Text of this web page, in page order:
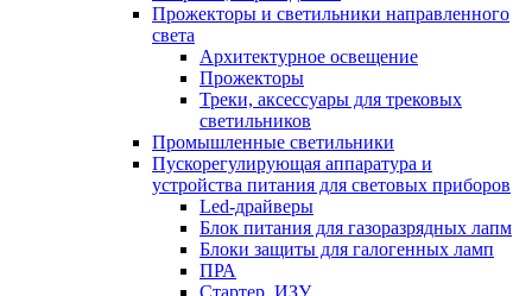
Прожекторы и светильники направленного
света
Архитектурное освещение
Прожекторы
Треки, аксессуары для трековых
светильников
Промышленные светильники
Пускорегулирующая аппаратура и
устройства питания для световых приборов
Led-драйверы
Блок питания для газоразрядных лапм
Блоки защиты для галогенных ламп
ПРА
Стартер, ИЗУ